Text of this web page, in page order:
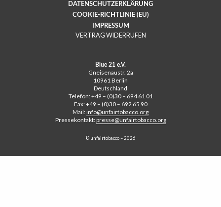
Blue 21 e.V.
Gneisenaustr. 2a
10961 Berlin
Deutschland
Telefon: +49 – (0)30 – 694 61 01
Fax: +49 – (0)30 – 692 65 90
Mail: info@unfairtobacco.org
Pressekontakt: presse@unfairtobacco.org
© unfairtobacco – 2026
DATENSCHUTZERKLÄRUNG
COOKIE-RICHTLINIE (EU)
IMPRESSUM
VERTRAG WIDERRUFEN